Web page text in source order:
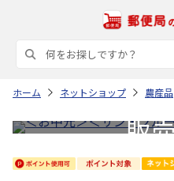
ホーム ネットショップ 農産品